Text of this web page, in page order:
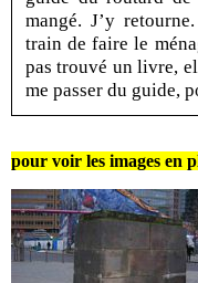
mangé. J’y
train de faire le
pas trouvé un livre,
me passer du guide,
pour voir les images en